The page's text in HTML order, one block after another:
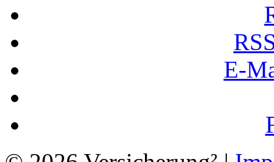
E-